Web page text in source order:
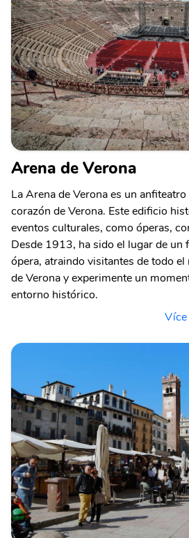
Arena de Verona
La Arena de Verona es un
corazón de Verona. Este edificio
eventos culturales, como óperas,
Desde 1913, ha sido el lugar de un
ópera, atraindo visitantes de todo
de Verona y experimente un
entorno histórico.
Více